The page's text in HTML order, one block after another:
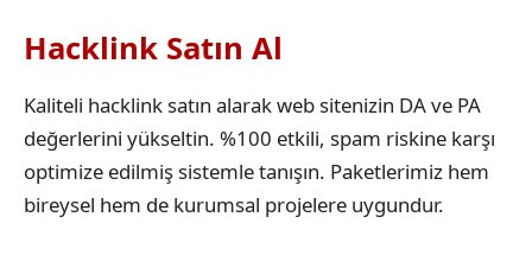
Hacklink Satın Al
Kaliteli hacklink satın alarak web sitenizin DA ve PA
değerlerini yükseltin. %100 etkili, spam riskine karşı
optimize edilmiş sistemle tanışın. Paketlerimiz hem
bireysel hem de kurumsal projelere uygundur.